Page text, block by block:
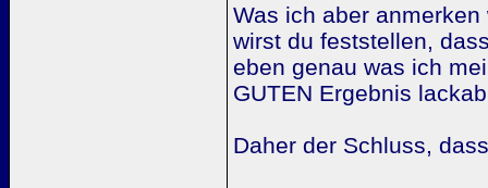
Was ich aber
wirst du feststellen,
eben genau was ich
GUTEN Ergebnis
Daher der Schluss,